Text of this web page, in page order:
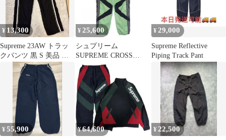
¥ 13,300
Supreme 23AW トラッ
クパンツ 黒 S 美品 即
日発送
¥ 25,600
シュプリーム
SUPREME CROSS
PANELED TRACK
PANT パンツ
¥ 29,000
Supreme Reflective
Piping Track Pant
¥55,900 ¥64,600 ¥ 22,500